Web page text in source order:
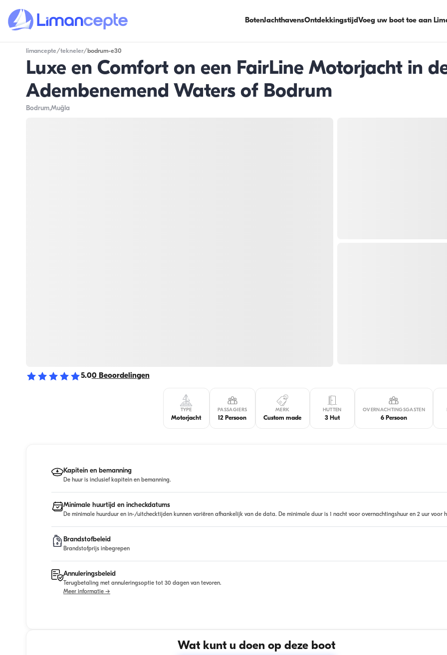
BotenJachthavensOntdekkingstijdVoeg uw boot toe aan
limancepte/tekneler/ bodrum-e30
Luxe en Comfort on een FairLine Motorjacht in
Adembenemend Waters of Bodrum
Bodrum,Muğla
5.00 Beoordelingen
TYPE
Motorjacht
PASSAGIERS
12 Persoon
MERK
Custom made
HUTTEN
3 Hut
OVERNACHTINGSGASTEN
6 Persoon
Kapitein en bemanning
De huur is inclusief kapitein en bemanning.
Minimale huurtijd en incheckdatums
De minimale huurduur en in-/uitchecktijden kunnen variëren afhankelijk van de data. De minimale duur is 1 nacht voor overnachtingshuur en 2 uur voor
Brandstofbeleid
Brandstofprijs inbegrepen
Annuleringsbeleid
Terugbetaling met annuleringsoptie tot 30 dagen van tevoren.
Meer informatie →
Wat kunt u doen op deze boot